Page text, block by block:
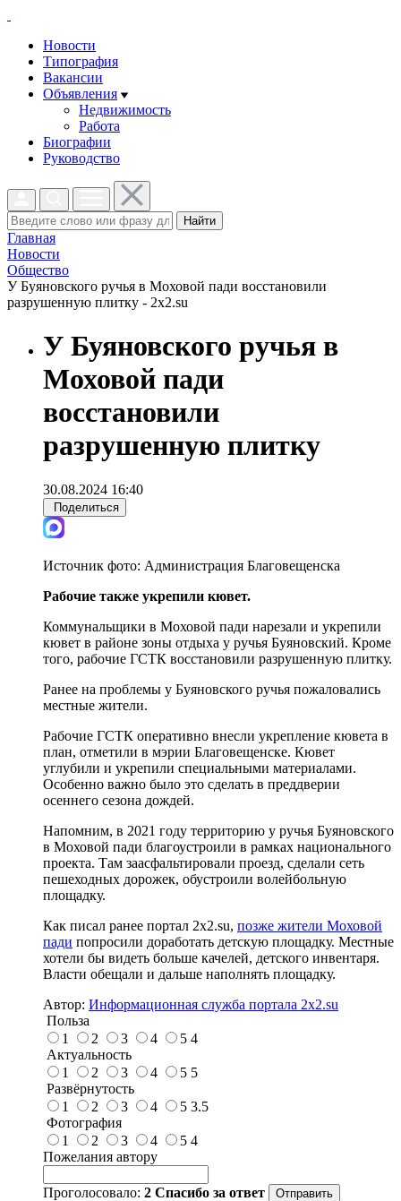
Новости
Типография
Вакансии
Объявления
Недвижимость
Работа
Биографии
Руководство
Найти
Главная
Новости
Общество
У Буяновского ручья в Моховой пади восстановили
разрушенную плитку - 2x2.su
У Буяновского ручья в
Моховой пади
восстановили
разрушенную плитку
30.08.2024 16:40
Поделиться
Источник фото: Администрация Благовещенска
Рабочие также укрепили кювет.
Коммунальщики в Моховой пади нарезали и укрепили
кювет в районе зоны отдыха у ручья Буяновский. Кроме
того, рабочие ГСТК восстановили разрушенную плитку.
Ранее на проблемы у Буяновского ручья пожаловались
местные жители.
Рабочие ГСТК оперативно внесли укрепление кювета в
план, отметили в мэрии Благовещенске. Кювет
углубили и укрепили специальными материалами.
Особенно важно было это сделать в преддверии
осеннего сезона дождей.
Напомним, в 2021 году территорию у ручья Буяновского
в Моховой пади благоустроили в рамках национального
проекта. Там заасфальтировали проезд, сделали сеть
пешеходных дорожек, обустроили волейбольную
площадку.
Как писал ранее портал 2х2.su, позже жители Моховой
пади попросили доработать детскую площадку. Местные
хотели бы видеть больше качелей, детского инвентаря.
Власти обещали и дальше наполнять площадку.
Автор: Информационная служба портала 2x2.su
Польза
1
2 3 4 5 4
Актуальность
1
2 3 4 5 5
Развёрнутость
1
2 3 4 5 3.5
Фотография
1
2 3 4 5 4
Пожелания автору
Проголосовало: 2 Спасибо за ответ